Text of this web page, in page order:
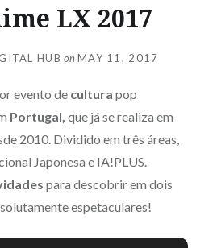
LX 2017
HUB onMAY 11, 2017
evento decultura pop
Portugal, que já se realiza em
2010. Dividido em três áreas,
Japonesa e IA!PLUS.
para descobrir em dois
espetaculares!